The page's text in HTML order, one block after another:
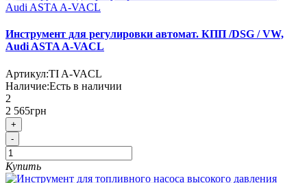
Инструмент для регулировки автомат. КПП /DSG / VW,
Audi ASTA A-VACL
Артикул:TI A-VACL
Наличие:Есть в наличии
2
2 565грн
+
-
Купить